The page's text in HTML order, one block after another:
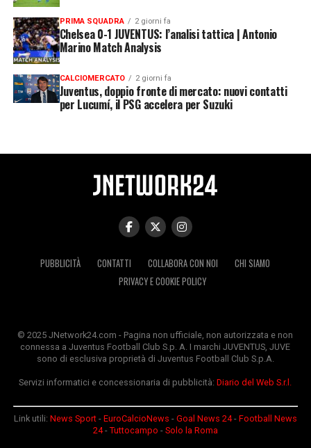
PRIMA SQUADRA 2 giorni fa
Chelsea 0-1 JUVENTUS: l’analisi tattica | Antonio
Marino Match Analysis
CALCIOMERCATO 2 giorni fa
Juventus, doppio fronte di mercato: nuovi contatti
per Lucumí, il PSG accelera per Suzuki
PUBBLICITÀ CONTATTI COLLABORA CON NOI
CHI SIAMO
PRIVACY E COOKIE POLICY
© 2025 JNetwork24.com - Pagina non ufficiale, non autorizzata e non
connessa a Juventus Football Club S.p. A. I marchi JUVENTUS, JUVE
sono di esclusiva proprietà di Juventus Football Club S.p.A.
Servizi informatici e concessionaria di pubblicità:Diario del Web S.r.l.
Link utili: News Sport- EuroCalcioNews - Goal News 24- Football News
24- Tuttocampo - Solo la Roma